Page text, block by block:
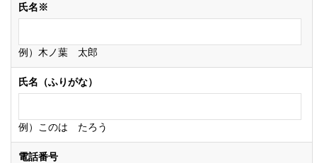
氏名※
例）木ノ葉 太郎
氏名（ふりがな）
例）このは たろう
電話番号